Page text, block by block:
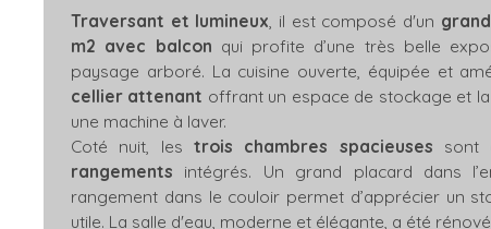
Traversant et lumineux, il est composé d'un
m2 avec balcon qui profite d’une très belle
paysage arboré. La cuisine ouverte, équipée et
cellier attenant offrant un espace de stockage et
une machine à laver.
Coté nuit, les trois chambres spacieuses sont
rangements intégrés. Un grand placard dans
rangement dans le couloir permet d’apprécier un
utile. La salle d'eau, moderne et élégante, a été